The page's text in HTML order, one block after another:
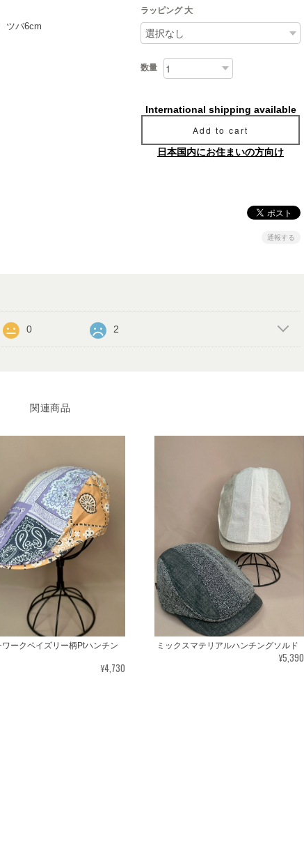
ツバ6cm
ラッピング 大
数量
International shipping available
Add to cart
日本国内にお住まいの方向け
通報する
0 2
関連商品
ワークペイズリー柄Ptハンチン
¥4,730
ミックスマテリアルハンチングソルド
¥5,390